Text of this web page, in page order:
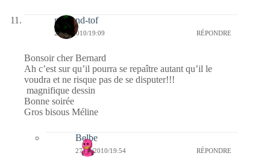
mel-and-tof
27/01/2010/19:09 RÉPONDRE
Bonsoir cher Bernard
Ah c’est sur qu’il pourra se repaître autant qu’il le
voudra et ne risque pas de se disputer!!!
magnifique dessin
Bonne soirée
Gros bisous Méline
Belbe
27/01/2010/19:54 RÉPONDRE